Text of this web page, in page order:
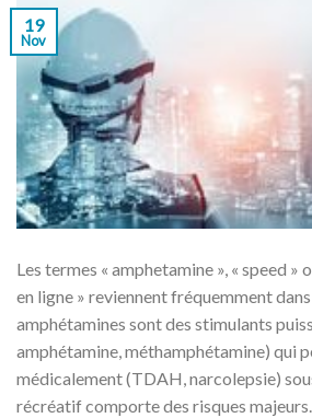
19
Nov
Les termes « amphetamine », « speed »
en ligne » reviennent fréquemment
amphétamines sont des stimulants
amphétamine, méthamphétamine) qui
médicalement (TDAH, narcolepsie)
récréatif comporte des risques